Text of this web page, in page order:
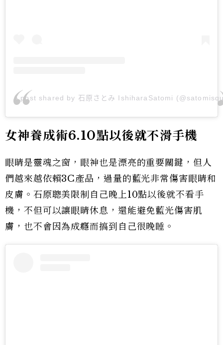
A post shared by 石原さとみ IshiharaSatomi
女神養成術6.10點以後就不滑手機
眼睛是靈魂之窗，眼神也是漂亮的重要關鍵，但人
們越來越依賴3C產品，過量的藍光非常傷害眼睛和
皮膚。石原聰美限制自己晚上10點以後就不看手
機，不但可以讓眼睛休息，還能避免藍光傷害肌
膚，也不會因為成癮而搞到自己很晚睡。